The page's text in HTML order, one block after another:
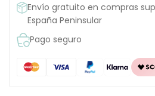
Envío gratuito en compras
España Peninsular
Pago seguro